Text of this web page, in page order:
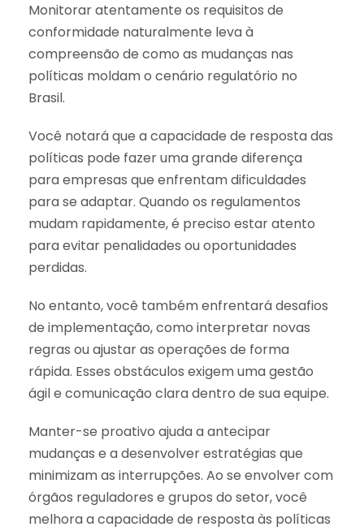
Monitorar atentamente os requisitos de
conformidade naturalmente leva à
compreensão de como as mudanças nas
políticas moldam o cenário regulatório no
Brasil.
Você notará que a capacidade de resposta das
políticas pode fazer uma grande diferença
para empresas que enfrentam dificuldades
para se adaptar. Quando os regulamentos
mudam rapidamente, é preciso estar atento
para evitar penalidades ou oportunidades
perdidas.
No entanto, você também enfrentará desafios
de implementação, como interpretar novas
regras ou ajustar as operações de forma
rápida. Esses obstáculos exigem uma gestão
ágil e comunicação clara dentro de sua equipe.
Manter-se proativo ajuda a antecipar
mudanças e a desenvolver estratégias que
minimizam as interrupções. Ao se envolver com
órgãos reguladores e grupos do setor, você
melhora a capacidade de resposta às políticas